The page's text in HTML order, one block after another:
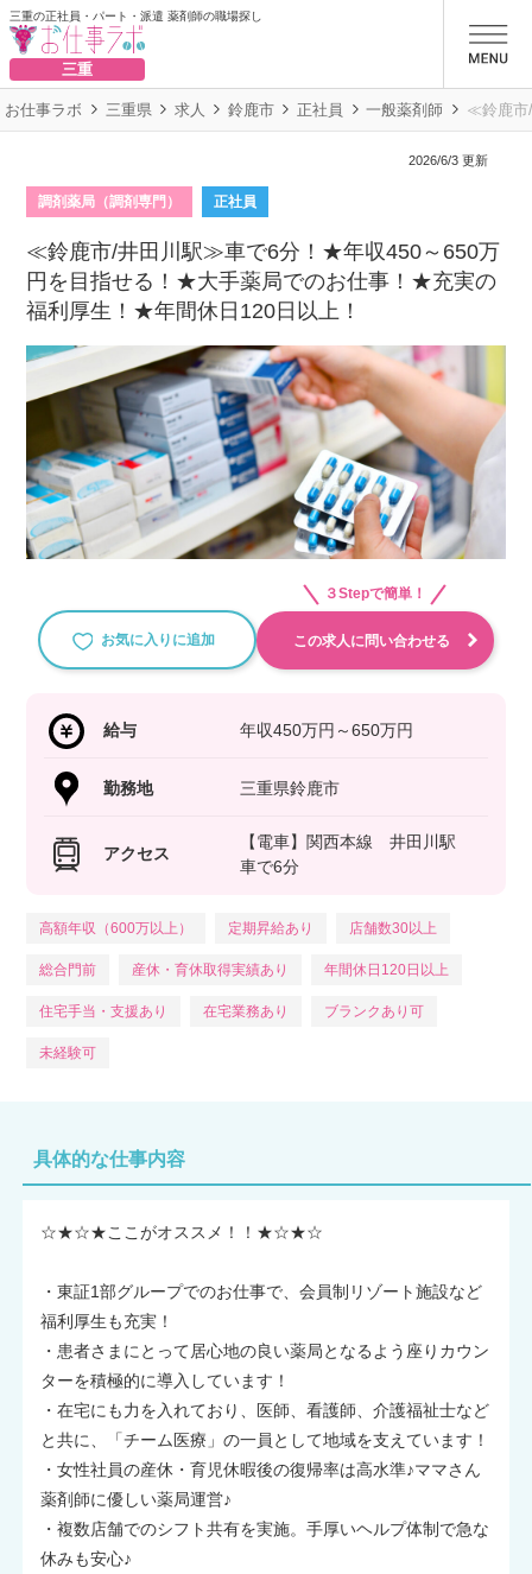
三重の正社員・パート・派遣 薬剤師の職場探し
三重
お仕事ラボ 三重県 求人 鈴鹿市 正社員 一般薬剤師 ≪鈴鹿市
2026/6/3 更新
調剤薬局（調剤専門） 正社員
≪鈴鹿市/井田川駅≫車で6分！★年収450～650万
円を目指せる！★大手薬局でのお仕事！★充実の
福利厚生！★年間休日120日以上！
お気に入りに追加
３Stepで簡単！
この求人に問い合わせる
給与 年収450万円～650万円
勤務地 三重県鈴鹿市
アクセス
【電車】関西本線 井田川駅
車で6分
高額年収（600万以上） 定期昇給あり 店舗数30以上
総合門前 産休・育休取得実績あり 年間休日120日以上
住宅手当・支援あり 在宅業務あり ブランクあり可
未経験可
具体的な仕事内容
☆★☆★ここがオススメ！！★☆★☆
・東証1部グループでのお仕事で、会員制リゾート施設など
福利厚生も充実！
・患者さまにとって居心地の良い薬局となるよう座りカウン
ターを積極的に導入しています！
・在宅にも力を入れており、医師、看護師、介護福祉士など
と共に、「チーム医療」の一員として地域を支えています！
・女性社員の産休・育児休暇後の復帰率は高水準♪ママさん
薬剤師に優しい薬局運営♪
・複数店舗でのシフト共有を実施。手厚いヘルプ体制で急な
休みも安心♪